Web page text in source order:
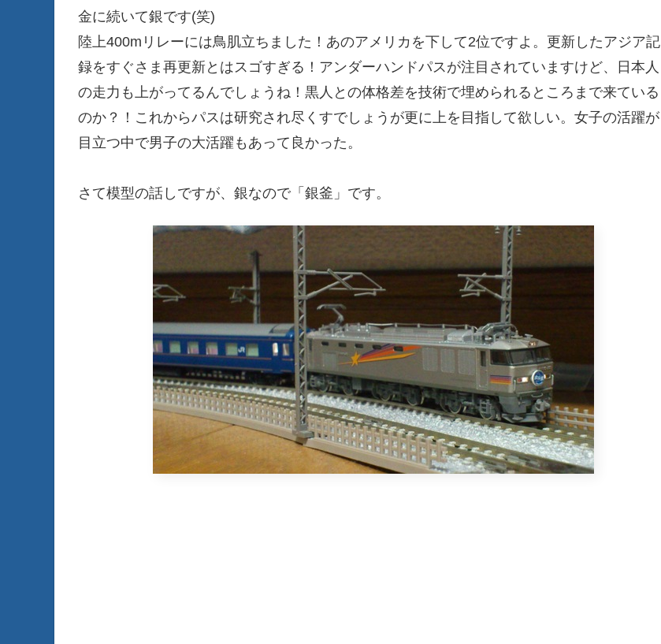
金に続いて銀です(笑)
陸上400mリレーには鳥肌立ちました！あのアメリカを下して2位ですよ。更新したアジア記
録をすぐさま再更新とはスゴすぎる！アンダーハンドパスが注目されていますけど、日本人
の走力も上がってるんでしょうね！黒人との体格差を技術で埋められるところまで来ている
のか？！これからパスは研究され尽くすでしょうが更に上を目指して欲しい。女子の活躍が
目立つ中で男子の大活躍もあって良かった。
さて模型の話しですが、銀なので「銀釜」です。